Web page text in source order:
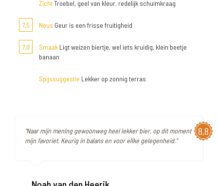
ZichtTroebel, geel van kleur. redelijk schuimkraag
7,5 Neus Geur is een frisse fruitigheid
7,0 Smaak Ligt weizen biertje, wel iets kruidig, klein beetje
banaan
Spijssuggestie Lekker op zonnig terras
8,8
"Naar mijn mening gewoonweg heel lekker bier, op dit moment
mijn favoriet. Keurig in balans en voor ellke gelegenheid."